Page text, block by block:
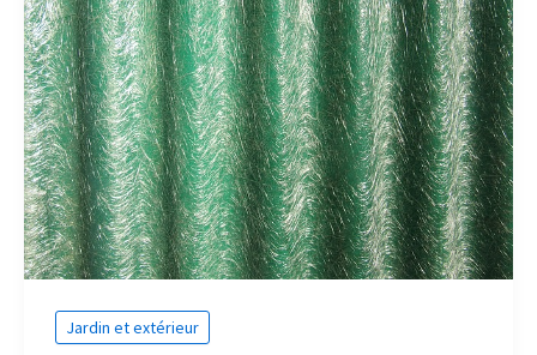
Jardin et extérieur